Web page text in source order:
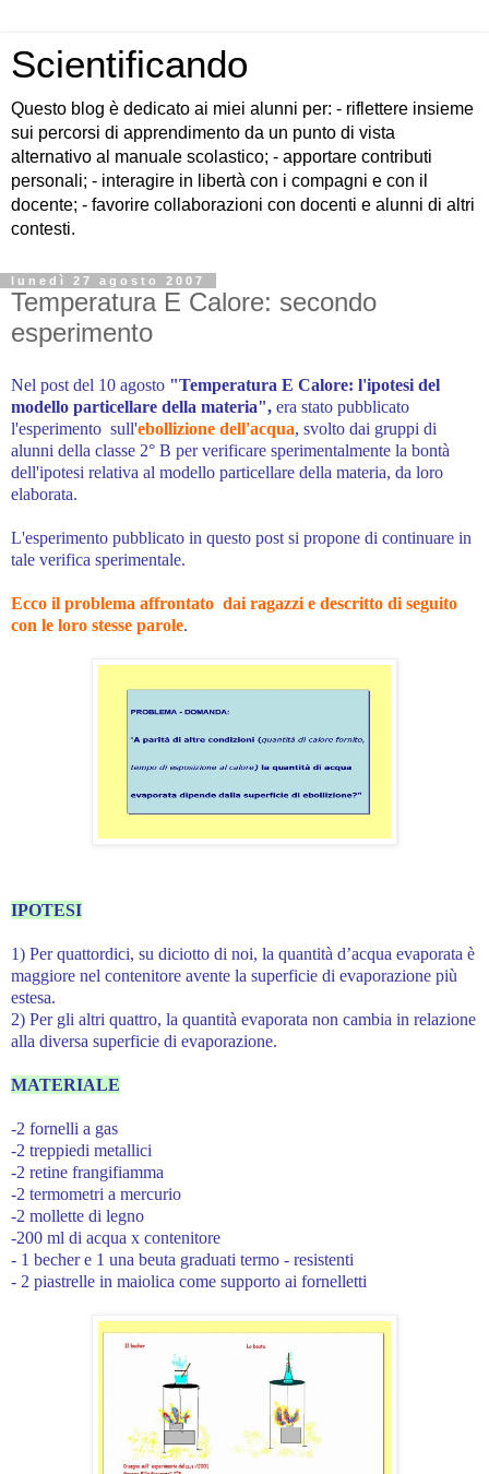
Scientificando
Questo blog è dedicato ai miei alunni per: - riflettere insieme
sui percorsi di apprendimento da un punto di vista
alternativo al manuale scolastico; - apportare contributi
personali; - interagire in libertà con i compagni e con il
docente; - favorire collaborazioni con docenti e alunni di altri
contesti.
lunedì 27 agosto 2007
Temperatura E Calore: secondo
esperimento
Nel post del 10 agosto "Temperatura E Calore: l'ipotesi del
modello particellare della materia", era stato pubblicato
l'esperimento sull'ebollizione dell'acqua, svolto dai gruppi di
alunni della classe 2° B per verificare sperimentalmente la bontà
dell'ipotesi relativa al modello particellare della materia, da loro
elaborata.
L'esperimento pubblicato in questo post si propone di continuare in
tale verifica sperimentale.
Ecco il problema affrontato dai ragazzi e descritto di seguito
con le loro stesse parole.
IPOTESI
1) Per quattordici, su diciotto di noi, la quantità d’acqua evaporata è
maggiore nel contenitore avente la superficie di evaporazione più
estesa.
2) Per gli altri quattro, la quantità evaporata non cambia in relazione
alla diversa superficie di evaporazione.
MATERIALE
-2 fornelli a gas
-2 treppiedi metallici
-2 retine frangifiamma
-2 termometri a mercurio
-2 mollette di legno
-200 ml di acqua x contenitore
- 1 becher e 1 una beuta graduati termo - resistenti
- 2 piastrelle in maiolica come supporto ai fornelletti